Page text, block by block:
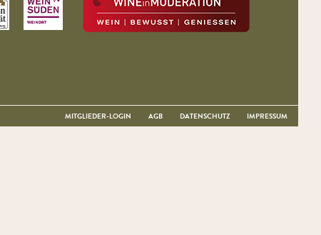
MITGLIEDER-LOGIN AGB DATENSCHUTZ IMPRESSUM